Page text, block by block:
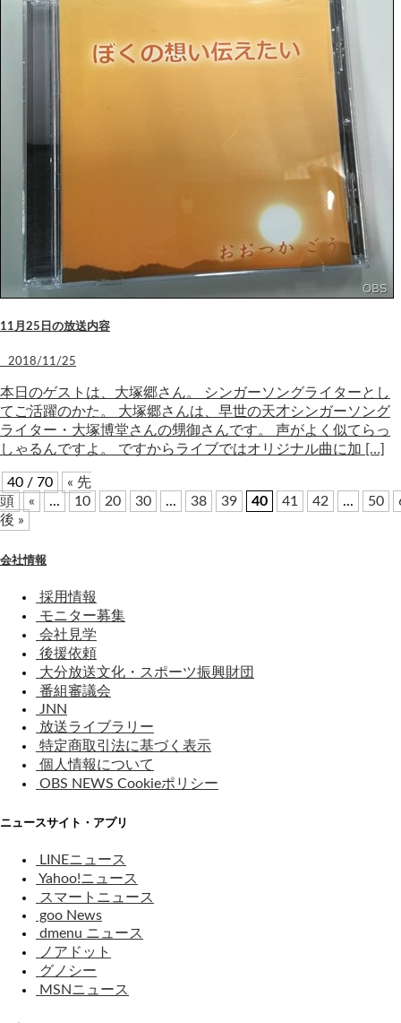
11月25日の放送内容
2018/11/25
本日のゲストは、大塚郷さん。 シンガーソングライターとし
てご活躍のかた。 大塚郷さんは、早世の天才シンガーソング
ライター・大塚博堂さんの甥御さんです。 声がよく似てらっ
しゃるんですよ。 ですからライブではオリジナル曲に加 […]
40 / 70
« 先
頭
« ... 10 20 30 ... 38 39 40 41 42 ... 50
後 »
会社情報
採用情報
モニター募集
会社見学
後援依頼
大分放送文化・スポーツ振興財団
番組審議会
JNN
放送ライブラリー
特定商取引法に基づく表示
個人情報について
OBS NEWS Cookieポリシー
ニュースサイト・アプリ
LINEニュース
Yahoo!ニュース
スマートニュース
goo News
dmenu ニュース
ノアドット
グノシー
MSNニュース